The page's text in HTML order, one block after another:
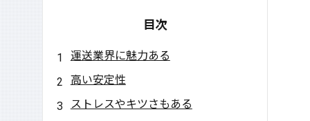
目次
運送業界に魅力ある
高い安定性
ストレスやキツさもある